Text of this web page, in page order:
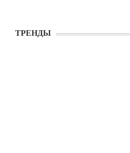
ТРЕНДЫ